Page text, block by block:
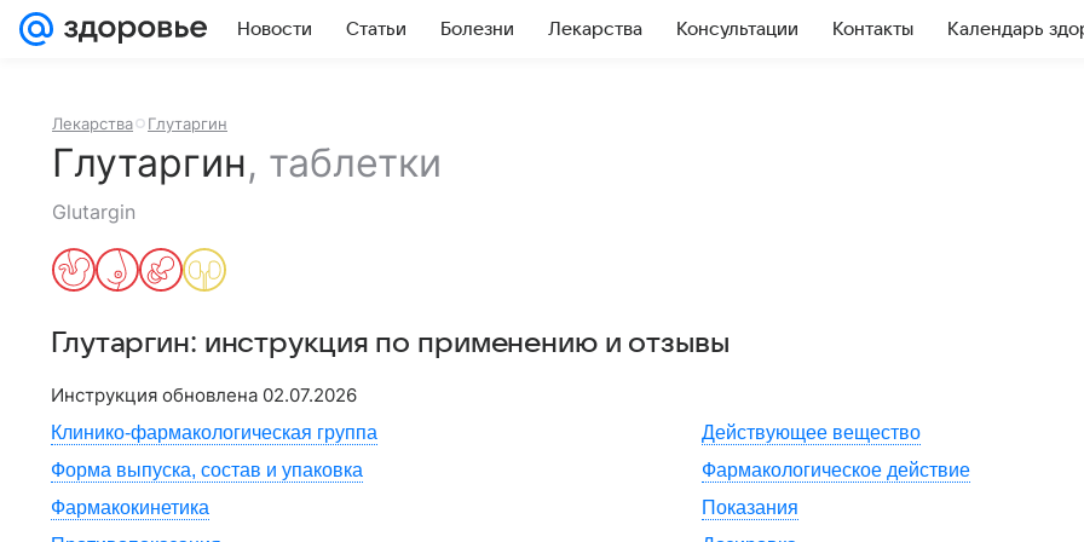
Новости Статьи Болезни Лекарства Консультации Контакты Календарь
Лекарства Глутаргин
Глутаргин, таблетки
Glutargin
Глутаргин: инструкция по применению и отзывы
Инструкция обновлена 02.07.2026
Клинико-фармакологическая группа
Действующее вещество
Форма выпуска, состав и упаковка
Фармакологическое действие
Фармакокинетика
Показания